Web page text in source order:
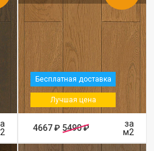
Бесплатная доставка
Лучшая цена
4667 ₽ 5490 ₽
за
м2